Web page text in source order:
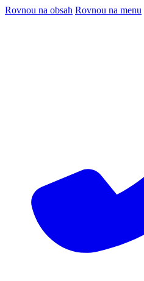
Rovnou na obsah Rovnou na menu